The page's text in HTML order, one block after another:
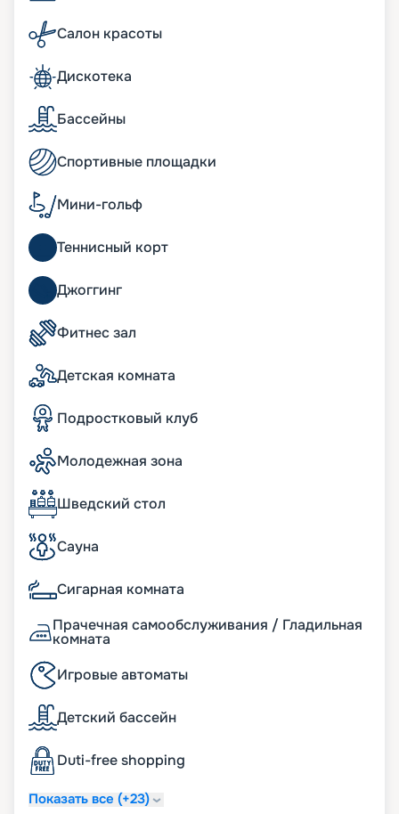
в том числе детские и вегетарианские. Если же
захочется побаловать себя вкусным коктейлем
или изумительным десертом, то к услугам
туристов многочисленные бары и кафетерии:
Развлечения на лайнере
Богатейшая инфраструктура плавучего мини-
города не даст заскучать, что подтверждают
восторженные отзывы туристов. Шоу мирового
класса в Strand Theatre, игра на удачу в Royal
Palm Casino, дискотеки в Club 33 Disco обрадуют
вы мечтаете о тихом любовании природой, то
вас ждут удобные шезлонги на палубе.
Восстановить силы помогут спа-комплекс Aurea
Spa и Wellness-центр. Также к услугам
фитнес-зал, сауна, джакузи, 4D-кинотеатр – и
множество других развлечений. Для юных
путешественников обустроены интереснейшие
игровые зоны, подростковые клубы, бассейн,
водяные горки.
Вы можете купить путевку на нашем сайте
расписание туров, маршруты на 2026 - 2027 г.,
схема размещения и описание кают, цена
путевки, фото интерьеров. Если у вас появились
вопросы, опытные консультанты с
бронирования позвонит вам выбрать самые
Салон красоты
Дискотека
Бассейны
Спортивные площадки
Мини-гольф
Теннисный корт
Джоггинг
Фитнес зал
Детская комната
Подростковый клуб
Молодежная зона
Шведский стол
Сауна
Сигарная комната
Прачечная самообслуживания / Гладильная
комната
Игровые автоматы
Детский бассейн
Duti-free shopping
Показать все (+23)